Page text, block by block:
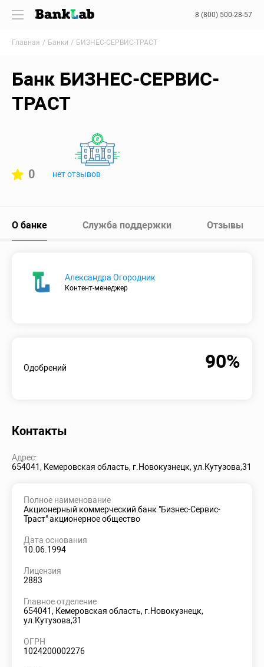
8 (800) 500-28-57
Главная Банки БИЗНЕС-СЕРВИС-ТРАСТ
Банк БИЗНЕС-СЕРВИС-
ТРАСТ
0 нет отзывов
О банке Служба поддержки Отзывы
Александра Огородник
Контент-менеджер
Одобрений 90%
Контакты
Адрес:
654041, Кемеровская область, г.Новокузнецк, ул.Кутузова,31
Полное наименование
Акционерный коммерческий банк "Бизнес-Сервис-
Траст" акционерное общество
Дата основания
10.06.1994
Лицензия
2883
Главное отделение
654041, Кемеровская область, г.Новокузнецк,
ул.Кутузова,31
ОГРН
1024200002276